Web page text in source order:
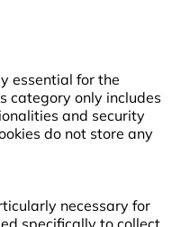
essential for the
category only includes
and security
do not store any
necessary for